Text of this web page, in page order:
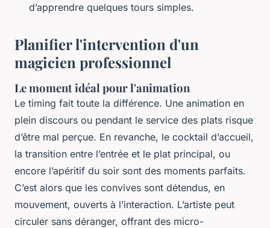
d’apprendre quelques tours simples.
Planifier l'intervention d'un
magicien professionnel
Le moment idéal pour l'animation
Le timing fait toute la différence. Une animation en
plein discours ou pendant le service des plats risque
d’être mal perçue. En revanche, le cocktail d’accueil,
la transition entre l’entrée et le plat principal, ou
encore l’apéritif du soir sont des moments parfaits.
C’est alors que les convives sont détendus, en
mouvement, ouverts à l’interaction. L’artiste peut
circuler sans déranger, offrant des micro-